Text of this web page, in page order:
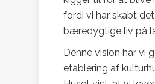
fordi vi har skabt
bæredygtige liv på
Denne vision har vi
etablering af